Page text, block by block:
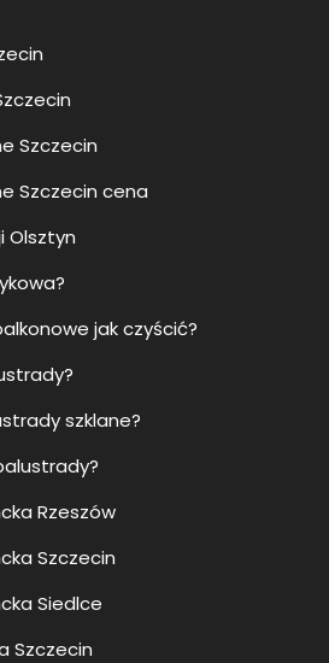
Szczecin
Szczecin cena
Olsztyn
jak czyścić?
szklane?
Rzeszów
Szczecin
Siedlce
Szczecin